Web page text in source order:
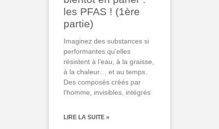
les PFAS ! (1ère
partie)
Imaginez des substances si
performantes qu’elles
résistent à l’eau, à la graisse,
à la chaleur… et au temps.
Des composés créés par
l’homme, invisibles, intégrés
LIRE LA SUITE »